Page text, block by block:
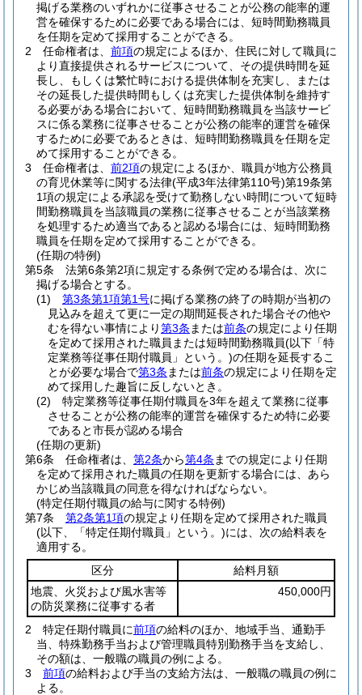
掲げる業務のいずれかに従事させることが公務の能率的運
営を確保するために必要である場合には、短時間勤務職員
を任期を定めて採用することができる。
2
任命権者は、 前項の規定によるほか、住民に対して職員に
より直接提供されるサービスについて、その提供時間を延
長し、もしくは繁忙時における提供体制を充実し、または
その延長した提供時間もしくは充実した提供体制を維持す
る必要がある場合において、短時間勤務職員を当該サービ
スに係る業務に従事させることが公務の能率的運営を確保
するために必要であるときは、短時間勤務職員を任期を定
めて採用することができる。
3
任命権者は、 前2項の規定によるほか、職員が地方公務員
の育児休業等に関する法律(平成3年法律第110号)第19条第
1項の規定による承認を受けて勤務しない時間について短時
間勤務職員を当該職員の業務に従事させることが当該業務
を処理するため適当であると認める場合には、短時間勤務
職員を任期を定めて採用することができる。
(任期の特例)
第5条
法第6条第2項に規定する条例で定める場合は、次に
掲げる場合とする。
(1)
第3条第1項第1号に掲げる業務の終了の時期が当初の
見込みを超えて更に一定の期間延長された場合その他や
むを得ない事情により第3条 または前条の規定により任期
を定めて採用された職員または短時間勤務職員(以下「特
定業務等従事任期付職員」という。)の任期を延長するこ
とが必要な場合で第3条 または前条の規定により任期を定
めて採用した趣旨に反しないとき。
(2)
特定業務等従事任期付職員を3年を超えて業務に従事
させることが公務の能率的運営を確保するため特に必要
であると市長が認める場合
(任期の更新)
第6条
任命権者は、 第2条から第4条 までの規定により任期
を定めて採用された職員の任期を更新する場合には、あら
かじめ当該職員の同意を得なければならない。
(特定任期付職員の給与に関する特例)
第7条
第2条第1項の規定より任期を定めて採用された職員
(以下、「特定任期付職員」という。)には、次の給料表を
適用する。
区分
給料月額
地震、火災および風水害等
の防災業務に従事する者
450,000円
2 特定任期付職員に前項の給料のほか、地域手当、通勤手
当、特殊勤務手当および管理職員特別勤務手当を支給し、
その額は、一般職の職員の例による。
3
前項の給料および手当の支給方法は、一般職の職員の例に
よる。